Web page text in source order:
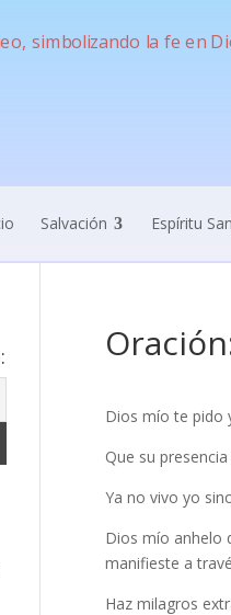
Salvación Espíritu
Dios mío te pido
Que su
Ya no vivo yo
Dios mío anhelo
manifieste a
Haz milagros